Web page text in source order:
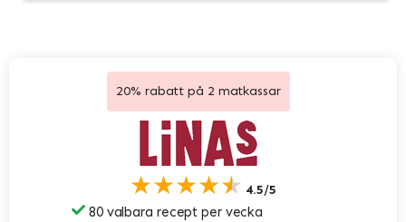
20% rabatt på 2 matkassar
★★★★★ 4.5/5
80 valbara recept per vecka